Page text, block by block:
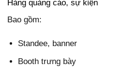
Hàng quảng cáo, sự kiện
Bao gồm:
Standee, banner
Booth trưng bày